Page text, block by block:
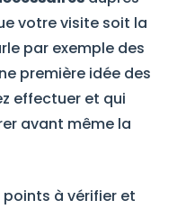
votre visite soit la
par exemple des
première idée des
effectuer et qui
avant même la
à vérifier et